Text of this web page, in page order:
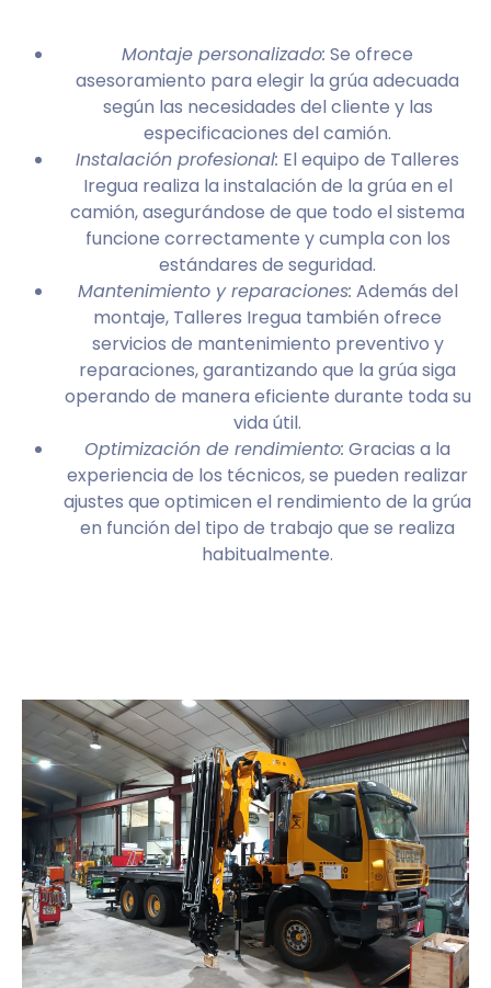
Montaje personalizado: Se ofrece
asesoramiento para elegir la grúa adecuada
según las necesidades del cliente y las
especificaciones del camión.
Instalación profesional: El equipo de Talleres
Iregua realiza la instalación de la grúa en el
camión, asegurándose de que todo el sistema
funcione correctamente y cumpla con los
estándares de seguridad.
Mantenimiento y reparaciones: Además del
montaje, Talleres Iregua también ofrece
servicios de mantenimiento preventivo y
reparaciones, garantizando que la grúa siga
operando de manera eficiente durante toda su
vida útil.
Optimización de rendimiento: Gracias a la
experiencia de los técnicos, se pueden realizar
ajustes que optimicen el rendimiento de la grúa
en función del tipo de trabajo que se realiza
habitualmente.